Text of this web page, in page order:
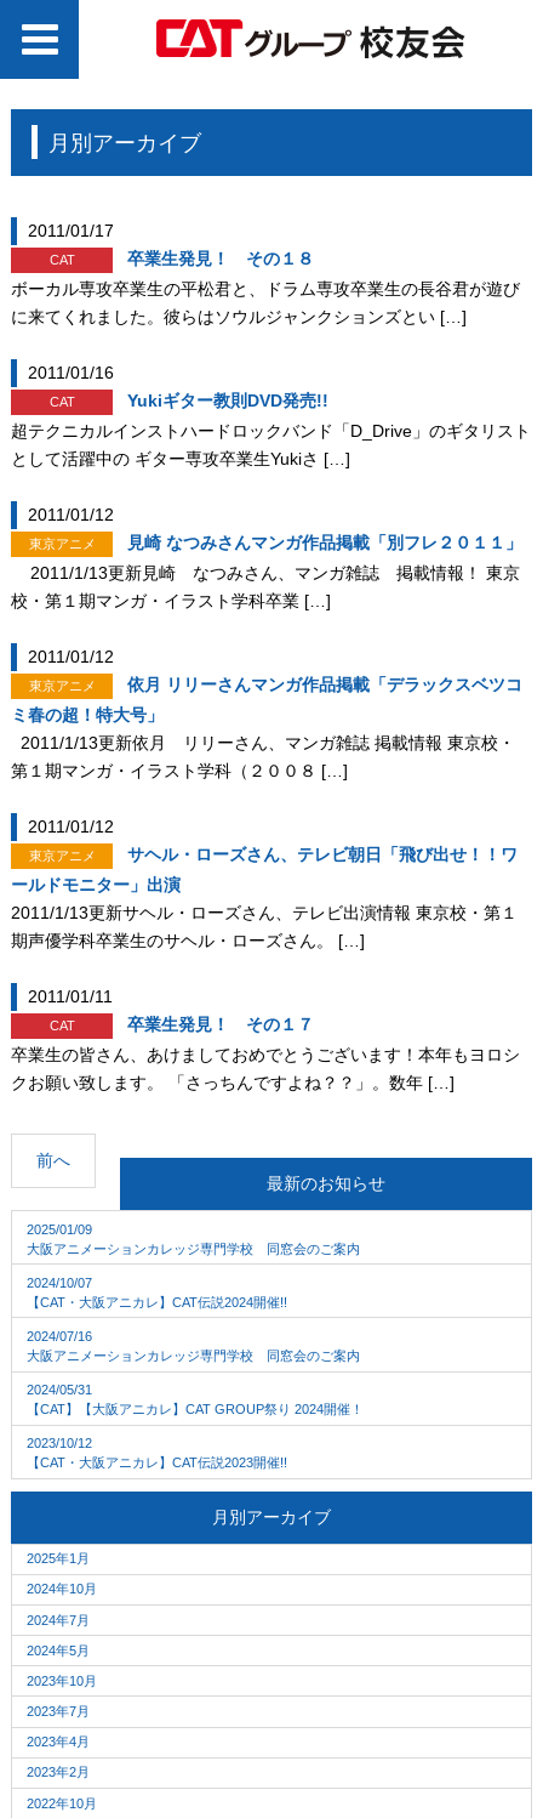
月別アーカイブ
2011/01/17
CAT
卒業生発見！ その１８
ボーカル専攻卒業生の平松君と、ドラム専攻卒業生の長谷君が遊び
に来てくれました。彼らはソウルジャンクションズとい […]
2011/01/16
CAT
Yukiギター教則DVD発売!!
超テクニカルインストハードロックバンド「D_Drive」のギタリスト
として活躍中の ギター専攻卒業生Yukiさ […]
2011/01/12
東京アニメ
見崎 なつみさんマンガ作品掲載「別フレ２０１１」
2011/1/13更新見崎 なつみさん、マンガ雑誌 掲載情報！ 東京
校・第１期マンガ・イラスト学科卒業 […]
2011/01/12
東京アニメ
依月 リリーさんマンガ作品掲載「デラックスベツコ
ミ春の超！特大号」
2011/1/13更新依月 リリーさん、マンガ雑誌 掲載情報 東京校・
第１期マンガ・イラスト学科（２００８ […]
2011/01/12
東京アニメ
サヘル・ローズさん、テレビ朝日「飛び出せ！！ワ
ールドモニター」出演
2011/1/13更新サヘル・ローズさん、テレビ出演情報 東京校・第１
期声優学科卒業生のサヘル・ローズさん。 […]
2011/01/11
CAT
卒業生発見！ その１７
卒業生の皆さん、あけましておめでとうございます！本年もヨロシ
クお願い致します。 「さっちんですよね？？」。数年 […]
前へ
最新のお知らせ
2025/01/09
大阪アニメーションカレッジ専門学校 同窓会のご案内
2024/10/07
【CAT・大阪アニカレ】CAT伝説2024開催!!
2024/07/16
大阪アニメーションカレッジ専門学校 同窓会のご案内
2024/05/31
【CAT】【大阪アニカレ】CAT GROUP祭り 2024開催！
2023/10/12
【CAT・大阪アニカレ】CAT伝説2023開催!!
月別アーカイブ
2025年1月
2024年10月
2024年7月
2024年5月
2023年10月
2023年7月
2023年4月
2023年2月
2022年10月